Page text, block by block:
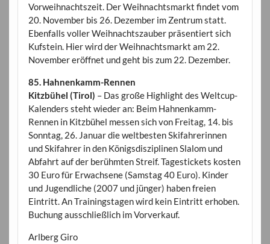
Vorweihnachtszeit. Der Weihnachtsmarkt findet vom
20. November bis 26. Dezember im Zentrum statt.
Ebenfalls voller Weihnachtszauber präsentiert sich
Kufstein. Hier wird der Weihnachtsmarkt am 22.
November eröffnet und geht bis zum 22. Dezember.
85. Hahnenkamm-Rennen
Kitzbühel (Tirol) – Das große Highlight des Weltcup-
Kalenders steht wieder an: Beim Hahnenkamm-
Rennen in Kitzbühel messen sich von Freitag, 14. bis
Sonntag, 26. Januar die weltbesten Skifahrerinnen
und Skifahrer in den Königsdisziplinen Slalom und
Abfahrt auf der berühmten Streif. Tagestickets kosten
30 Euro für Erwachsene (Samstag 40 Euro). Kinder
und Jugendliche (2007 und jünger) haben freien
Eintritt. An Trainingstagen wird kein Eintritt erhoben.
Buchung ausschließlich im Vorverkauf.
Arlberg Giro